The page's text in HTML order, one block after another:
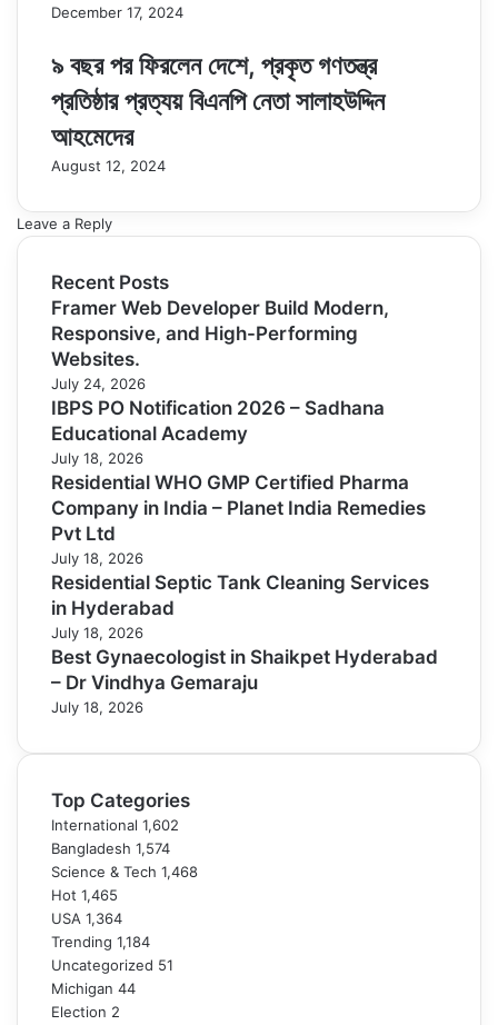
December 17, 2024
৯ বছর পর ফিরলেন দেশে, প্রকৃত গণতন্ত্র
প্রতিষ্ঠার প্রত্যয় বিএনপি নেতা সালাহউদ্দিন
আহমেদের
August 12, 2024
Leave a Reply
Recent Posts
Framer Web Developer Build Modern,
Responsive, and High-Performing
Websites.
July 24, 2026
IBPS PO Notification 2026 – Sadhana
Educational Academy
July 18, 2026
Residential WHO GMP Certified Pharma
Company in India – Planet India Remedies
Pvt Ltd
July 18, 2026
Residential Septic Tank Cleaning Services
in Hyderabad
July 18, 2026
Best Gynaecologist in Shaikpet Hyderabad
– Dr Vindhya Gemaraju
July 18, 2026
Top Categories
International 1,602
Bangladesh 1,574
Science & Tech 1,468
Hot 1,465
USA 1,364
Trending 1,184
Uncategorized 51
Michigan 44
Election 2